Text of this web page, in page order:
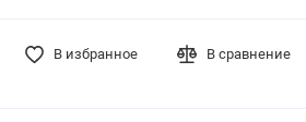
В избранное В сравнение